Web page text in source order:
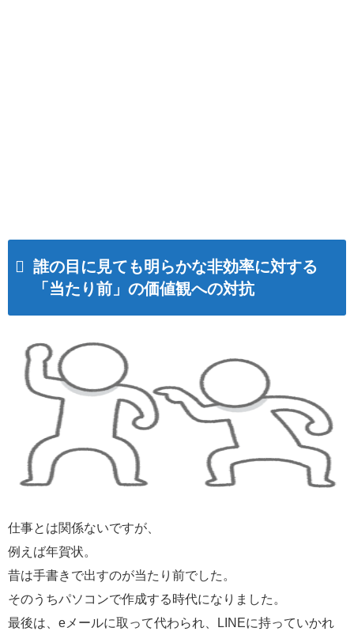
誰の目に見ても明らかな非効率に対する
「当たり前」の価値観への対抗
仕事とは関係ないですが、
例えば年賀状。
昔は手書きで出すのが当たり前でした。
そのうちパソコンで作成する時代になりました。
最後は、eメールに取って代わられ、LINEに持っていかれ